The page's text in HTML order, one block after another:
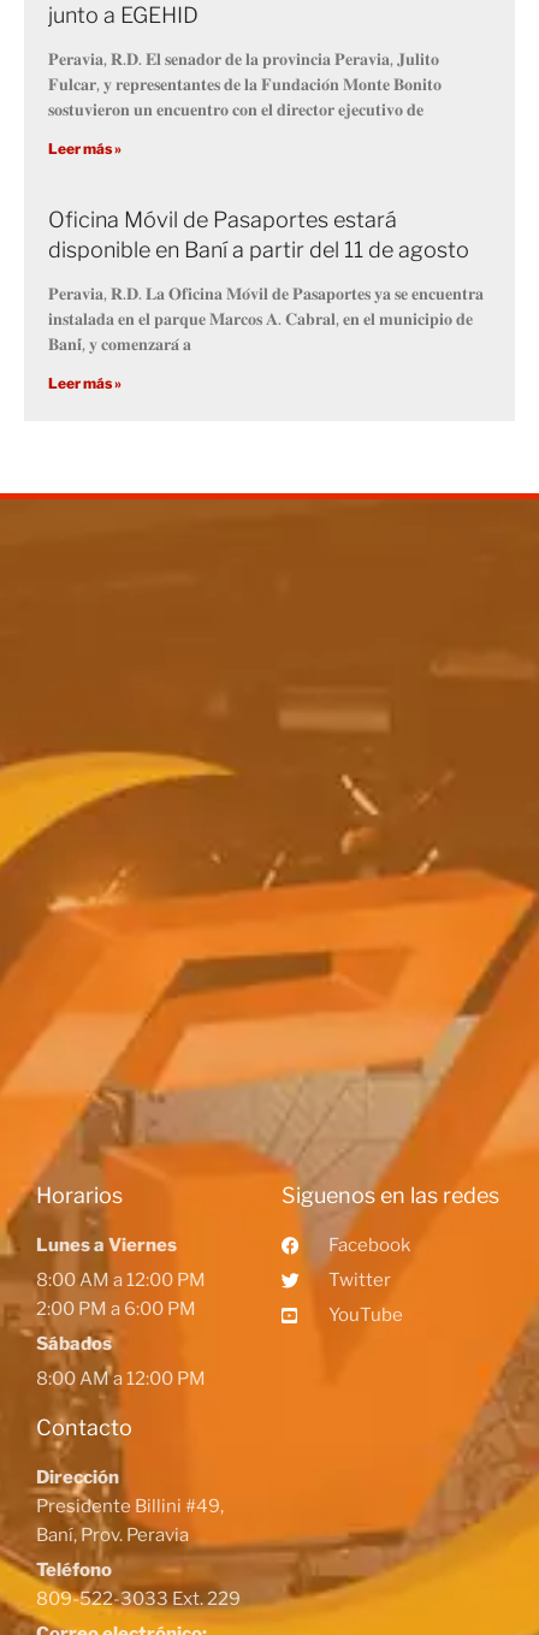
junto a EGEHID
𝐏𝐞𝐫𝐚𝐯𝐢𝐚, 𝐑.𝐃. 𝐄𝐥 𝐬𝐞𝐧𝐚𝐝𝐨𝐫 𝐝𝐞 𝐥𝐚 𝐩𝐫𝐨𝐯𝐢𝐧𝐜𝐢𝐚 𝐏𝐞𝐫𝐚𝐯𝐢𝐚, 𝐉𝐮𝐥𝐢𝐭𝐨
𝐅𝐮𝐥𝐜𝐚𝐫, 𝐲 𝐫𝐞𝐩𝐫𝐞𝐬𝐞𝐧𝐭𝐚𝐧𝐭𝐞𝐬 𝐝𝐞 𝐥𝐚 𝐅𝐮𝐧𝐝𝐚𝐜𝐢𝐨́𝐧 𝐌𝐨𝐧𝐭𝐞 𝐁𝐨𝐧𝐢𝐭𝐨
𝐬𝐨𝐬𝐭𝐮𝐯𝐢𝐞𝐫𝐨𝐧 𝐮𝐧 𝐞𝐧𝐜𝐮𝐞𝐧𝐭𝐫𝐨 𝐜𝐨𝐧 𝐞𝐥 𝐝𝐢𝐫𝐞𝐜𝐭𝐨𝐫 𝐞𝐣𝐞𝐜𝐮𝐭𝐢𝐯𝐨 𝐝𝐞
Leer más »
Oficina Móvil de Pasaportes estará
disponible en Baní a partir del 11 de agosto
𝐏𝐞𝐫𝐚𝐯𝐢𝐚, 𝐑.𝐃. 𝐋𝐚 𝐎𝐟𝐢𝐜𝐢𝐧𝐚 𝐌𝐨́𝐯𝐢𝐥 𝐝𝐞 𝐏𝐚𝐬𝐚𝐩𝐨𝐫𝐭𝐞𝐬 𝐲𝐚 𝐬𝐞 𝐞𝐧𝐜𝐮𝐞𝐧𝐭𝐫𝐚
𝐢𝐧𝐬𝐭𝐚𝐥𝐚𝐝𝐚 𝐞𝐧 𝐞𝐥 𝐩𝐚𝐫𝐪𝐮𝐞 𝐌𝐚𝐫𝐜𝐨𝐬 𝐀. 𝐂𝐚𝐛𝐫𝐚𝐥, 𝐞𝐧 𝐞𝐥 𝐦𝐮𝐧𝐢𝐜𝐢𝐩𝐢𝐨 𝐝𝐞
𝐁𝐚𝐧𝐢́, 𝐲 𝐜𝐨𝐦𝐞𝐧𝐳𝐚𝐫𝐚́ 𝐚
Leer más »
Horarios
Lunes a Viernes
8:00 AM a 12:00 PM
2:00 PM a 6:00 PM
Sábados
8:00 AM a 12:00 PM
Contacto
Dirección
Presidente Billini #49,
Baní, Prov. Peravia
Teléfono
809-522-3033 Ext. 229
Siguenos en las redes
Facebook
Twitter
YouTube